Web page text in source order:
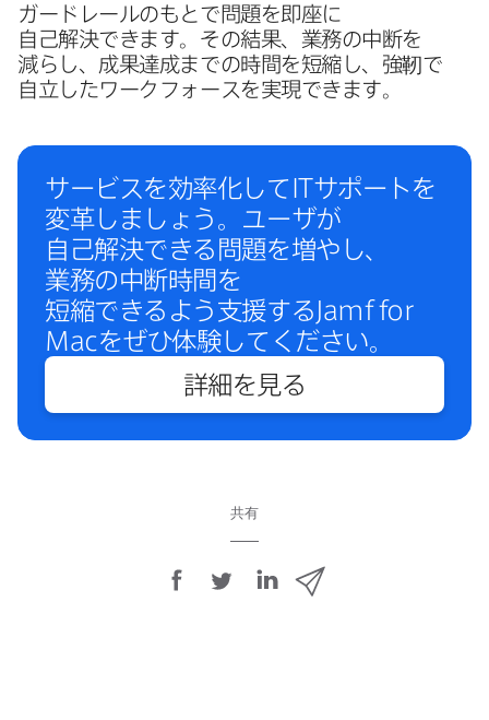
ガードレールの​もとで​問題を​即座に​
自己解決できます。​その​結果、​業務の​中断を​
減らし、​成果達成までの​時間を​短縮し、​強靭で​
自立した​ワークフォースを​実現できます。
サービスを​効率化して ITサポートを​
変革しましょう。​ユーザが​
自己解決できる​問題を​増やし、​
業務の​中断時間を​
短縮できるよう支援する Jamf for
Macを​ぜひ体験してください。
詳細を​見る
共有